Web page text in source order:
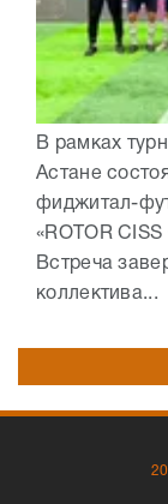
В рамках
Астане
фиджитал-
«ROTOR
Встреча
коллектива...